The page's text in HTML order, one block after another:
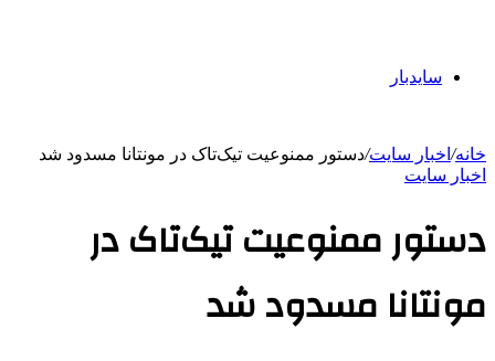
سایدبار
خانه/ اخبار سایت/دستور ممنوعیت تیک‌تاک در مونتانا مسدود شد
اخبار سایت
دستور ممنوعیت تیک‌تاک در
مونتانا مسدود شد